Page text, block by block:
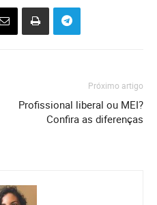
Próximo artigo
Profissional liberal ou MEI?
Confira as diferenças